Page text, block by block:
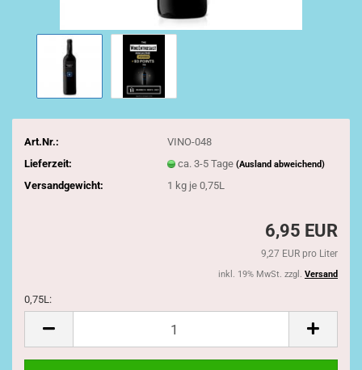
Art.Nr.:
VINO-048
Lieferzeit:
ca. 3-5 Tage (Ausland abweichend)
Versandgewicht: 1 kg je 0,75L
6,95 EUR
9,27 EUR pro Liter
inkl. 19% MwSt. zzgl. Versand
0,75L: